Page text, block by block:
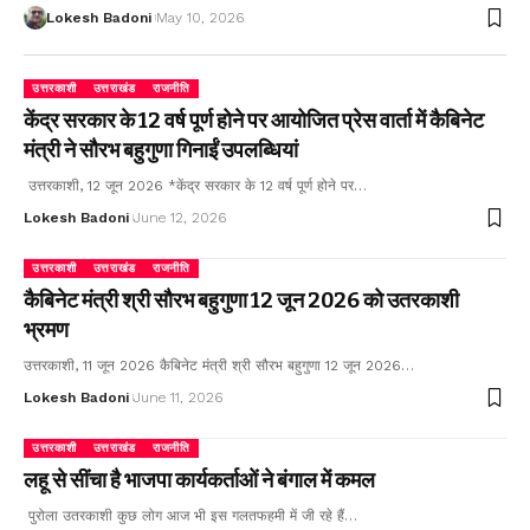
Lokesh Badoni May 10, 2026
उत्तरकाशी उत्तराखंड राजनीति
केंद्र सरकार के 12 वर्ष पूर्ण होने पर आयोजित प्रेस वार्ता में कैबिनेट
मंत्री ने सौरभ बहुगुणा गिनाईं उपलब्धियां
उत्तरकाशी, 12 जून 2026 *केंद्र सरकार के 12 वर्ष पूर्ण होने पर…
Lokesh Badoni June 12, 2026
उत्तरकाशी उत्तराखंड राजनीति
कैबिनेट मंत्री श्री सौरभ बहुगुणा 12 जून 2026 को उतरकाशी
भ्रमण
उत्तरकाशी, 11 जून 2026 कैबिनेट मंत्री श्री सौरभ बहुगुणा 12 जून 2026…
Lokesh Badoni June 11, 2026
उत्तरकाशी उत्तराखंड राजनीति
लहू से सींचा है भाजपा कार्यकर्ताओं ने बंगाल में कमल
पुरोला उतरकाशी कुछ लोग आज भी इस गलतफहमी में जी रहे हैं…